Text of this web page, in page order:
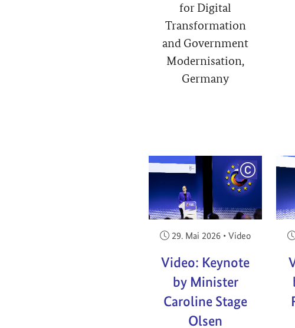
for Digital
Transformation
and Government
Modernisation,
Germany
COPYRIGHT
Veröffentlicht am:
29. Mai 2026 • Video
Video: Keynote
by Minister
Caroline Stage
Olsen